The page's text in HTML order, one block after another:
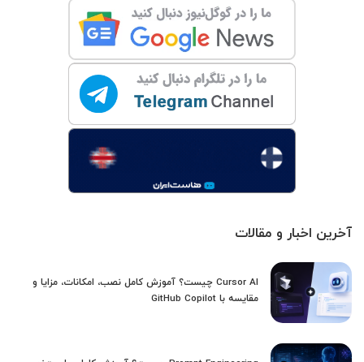
آخرین اخبار و مقالات
Cursor AI چیست؟ آموزش کامل نصب، امکانات، مزایا و
مقایسه با GitHub Copilot